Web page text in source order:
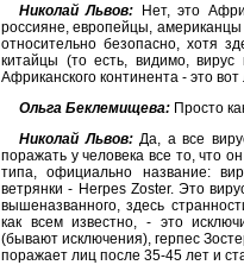
Николай Львов: Нет, это
россияне, европейцы,
относительно безопасно, хотя
китайцы (то есть, видимо,
Африканского континента - это
Ольга Беклемищева: Просто
Николай Львов:Да, а все
поражать у человека все то, что
типа, официально название:
ветрянки - Herpes Zoster. Это
вышеназванного, здесь
как всем известно, - это
(бывают исключения), герпес
поражает лиц после 35-45 лет и